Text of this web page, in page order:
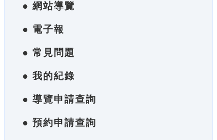
● 網站導覽
● 電子報
● 常見問題
● 我的紀錄
● 導覽申請查詢
● 預約申請查詢